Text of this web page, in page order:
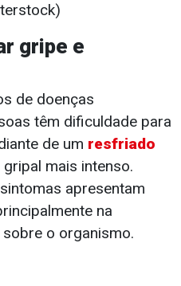
gripe e
de doenças
têm dificuldade para
de um resfriado
mais intenso.
apresentam
na
o organismo.